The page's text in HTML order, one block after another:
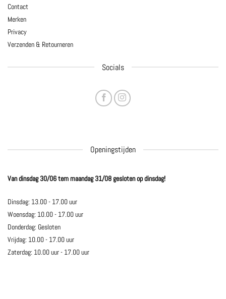
Contact
Merken
Privacy
Verzenden & Retourneren
Socials
Openingstijden
Van dinsdag 30/06 tem maandag 31/08 gesloten op dinsdag!
Dinsdag: 13.00 - 17.00 uur
Woensdag: 10.00 - 17.00 uur
Donderdag: Gesloten
Vrijdag: 10.00 - 17.00 uur
Zaterdag: 10.00 uur - 17.00 uur